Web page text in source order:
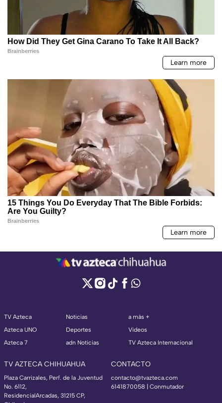
TV Azteca
Azteca UNO
Azteca 7
Noticias
Deportes
adn Noticias
a más +
Videos
TV Azteca Internacional
TV AZTECA CHIHUAHUA
Plaza Carrizales, Perf. de la Juventud
No. 6112,
ResidencialArcadas, 31215 CP,
CONTACTO
contacto@tvazteca.com
6141870058 | Conmutador